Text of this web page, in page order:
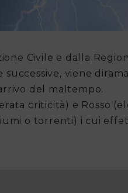
Civile e dalla
viene
del maltempo.
criticità) e Rosso
o torrenti) i cui